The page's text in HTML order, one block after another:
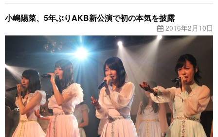
小嶋陽菜、5年ぶりAKB新公演で初の本気を披露
2016年2月10日